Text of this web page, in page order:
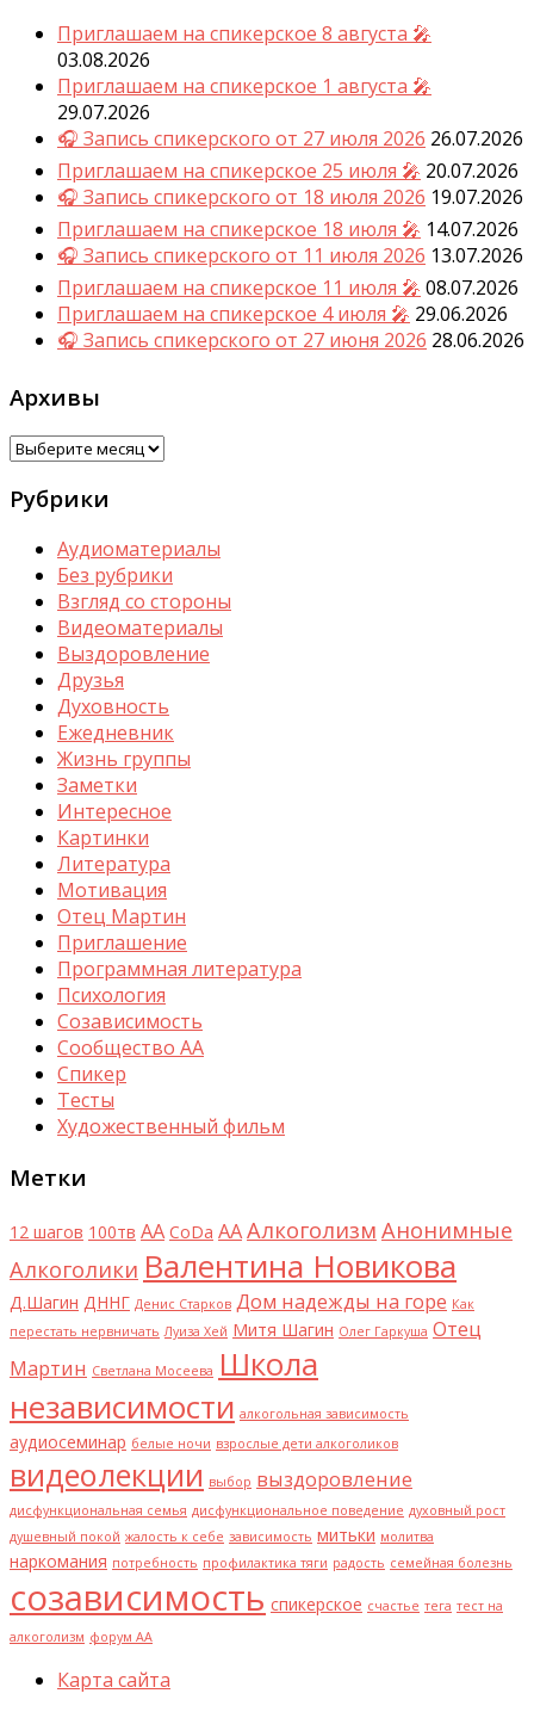
Приглашаем на спикерское 8 августа 🎤
03.08.2026
Приглашаем на спикерское 1 августа 🎤
29.07.2026
🎧 Запись спикерского от 27 июля 2026 26.07.2026
Приглашаем на спикерское 25 июля 🎤 20.07.2026
🎧 Запись спикерского от 18 июля 2026 19.07.2026
Приглашаем на спикерское 18 июля 🎤 14.07.2026
🎧 Запись спикерского от 11 июля 2026 13.07.2026
Приглашаем на спикерское 11 июля 🎤 08.07.2026
Приглашаем на спикерское 4 июля 🎤 29.06.2026
🎧 Запись спикерского от 27 июня 2026 28.06.2026
Архивы
Архивы
Рубрики
Аудиоматериалы
Без рубрики
Взгляд со стороны
Видеоматериалы
Выздоровление
Друзья
Духовность
Ежедневник
Жизнь группы
Заметки
Интересное
Картинки
Литература
Мотивация
Отец Мартин
Приглашение
Программная литература
Психология
Созависимость
Сообщество АА
Спикер
Тесты
Художественный фильм
Метки
12 шагов 100тв AA CoDa АААлкоголизм Анонимные
Алкоголики Валентина Новикова
Д.Шагин ДННГ Денис Старков Дом надежды на горе Как
перестать нервничать Луиза Хей Митя Шагин Олег Гаркуша Отец
Мартин Светлана Мосеева Школа
независимости алкогольная зависимость
аудиосеминар белые ночи взрослые дети алкоголиков
видеолекции выбор выздоровление
дисфункциональная семья дисфункциональное поведение духовный рост
душевный покой жалость к себе зависимость митьки молитва
наркомания потребность профилактика тяги радость семейная болезнь
созависимость спикерское счастье тега тест на
алкоголизм форум АА
Карта сайта